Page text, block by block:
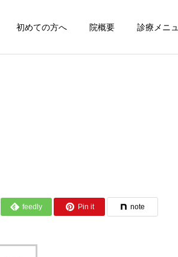
初めての方へ 院概要 診療メニ
feedly Pin it note